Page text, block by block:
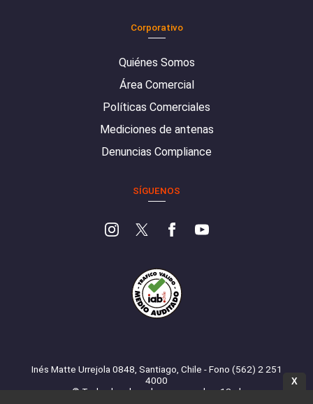
Corporativo
Quiénes Somos
Área Comercial
Políticas Comerciales
Mediciones de antenas
Denuncias Compliance
SÍGUENOS
Inés Matte Urrejola 0848, Santiago, Chile - Fono (562) 2 251
4000
© Todos los derechos reservados. 13.cl
X